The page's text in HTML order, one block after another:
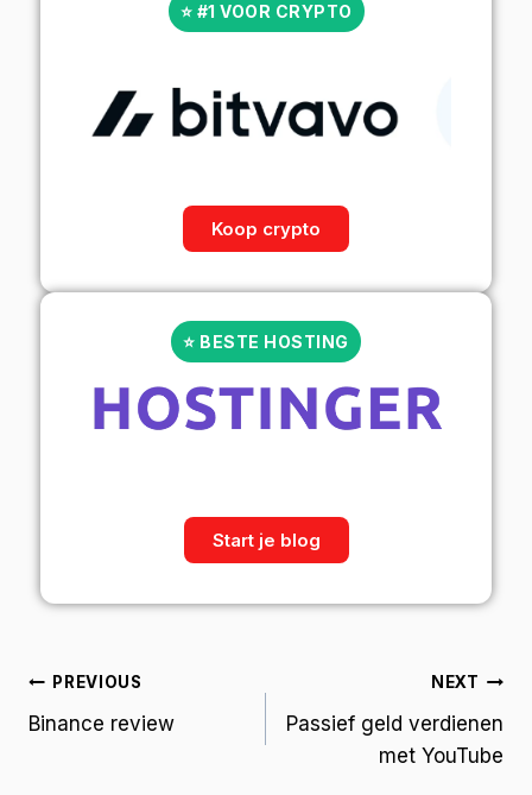
⭐ #1 VOOR CRYPTO
Koop crypto
⭐ BESTE HOSTING
Start je blog
PREVIOUS
Binance review
NEXT
Passief geld verdienen
met YouTube